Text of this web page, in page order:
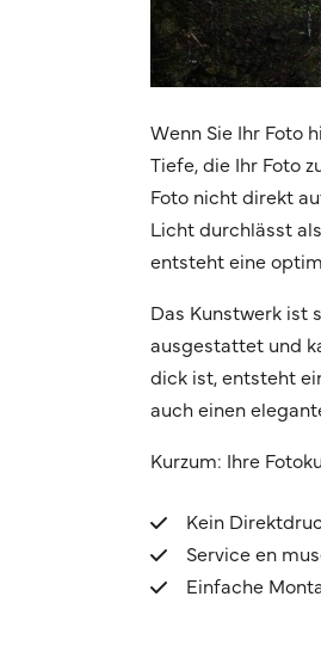
Wenn Sie Ihr Foto
Tiefe, die Ihr Foto
Foto nicht direkt
Licht durchlässt
entsteht eine
Das Kunstwerk
ausgestattet und
dick ist, entsteht
auch einen
Kurzum: Ihre
Kein
Service en
Einfache